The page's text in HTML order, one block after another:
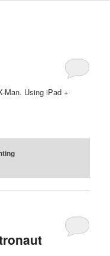
Man. Using iPad +